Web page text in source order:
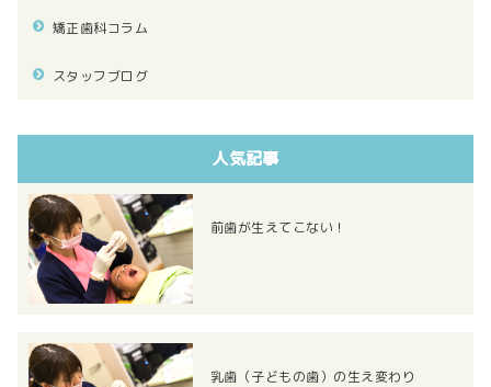
矯正歯科コラム
スタッフブログ
人気記事
前歯が生えてこない！
乳歯（子どもの歯）の生え変わり